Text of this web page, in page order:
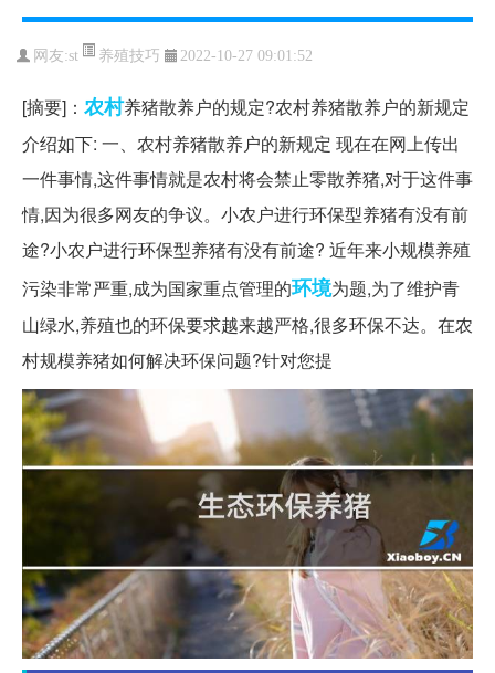
网友:st 养殖技巧 2022-10-27 09:01:52
[摘要]： 农村养猪散养户的规定?农村养猪散养户的新规定
介绍如下: 一、农村养猪散养户的新规定 现在在网上传出
一件事情,这件事情就是农村将会禁止零散养猪,对于这件事
情,因为很多网友的争议。小农户进行环保型养猪有没有前
途?小农户进行环保型养猪有没有前途? 近年来小规模养殖
污染非常严重,成为国家重点管理的环境为题,为了维护青
山绿水,养殖也的环保要求越来越严格,很多环保不达。在农
村规模养猪如何解决环保问题?针对您提